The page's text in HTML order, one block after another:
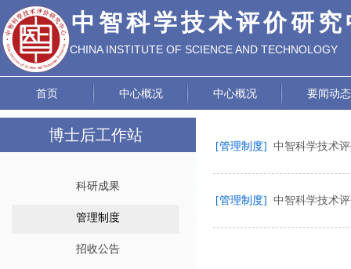
中智科学技术评价研
CHINA INSTITUTE OF SCIENCE AND TECHNOLOGY
首页 中心概况 中心概况 要闻动态
博士后工作站
[管理制度] 中智科学技术
[管理制度] 中智科学技术
科研成果
管理制度
招收公告